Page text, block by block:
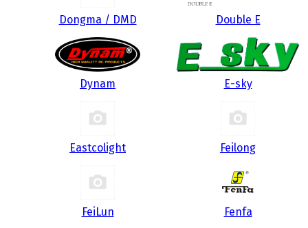
Dongma / DMD Double E
Dynam E-sky
Eastcolight Feilong
FeiLun Fenfa